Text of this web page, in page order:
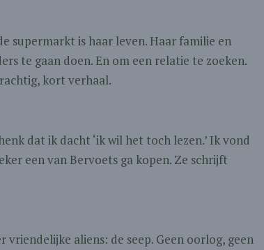
supermarkt is haar leven. Haar familie en
te gaan doen. En om een relatie te zoeken.
kort verhaal.
dat ik dacht ‘ik wil het toch lezen.’ Ik vond
een van Bervoets ga kopen. Ze schrijft
aliens: de seep. Geen oorlog, geen